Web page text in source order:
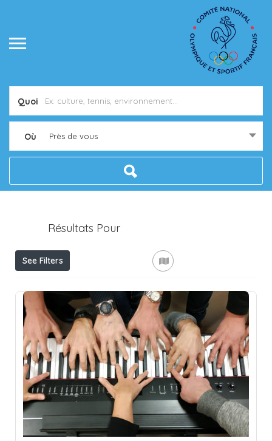
Quoi
Où Près de vous
Résultats Pour
See Filters